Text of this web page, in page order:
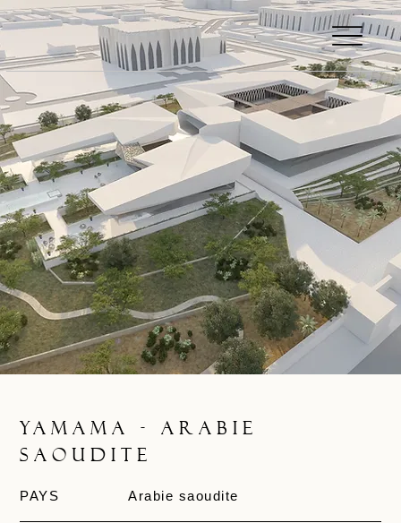
Yamama - Arabie
saoudite
PAYS Arabie saoudite